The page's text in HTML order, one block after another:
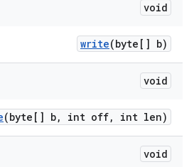
void
write(byte[] b)
void
(byte[] b, int off, int len)
void